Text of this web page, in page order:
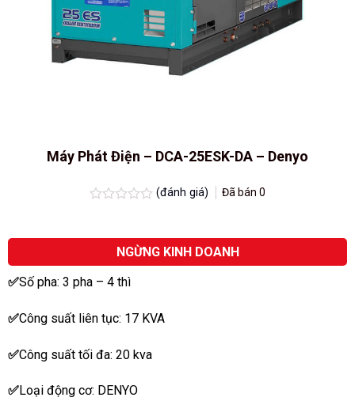
Máy Phát Điện – DCA-25ESK-DA – Denyo
hạng
(đánh giá) Đã bán0
NGỪNG KINH DOANH
✅Số pha: 3 pha – 4 thì
✅Công suất liên tục: 17 KVA
✅Công suất tối đa: 20 kva
✅Loại động cơ: DENYO